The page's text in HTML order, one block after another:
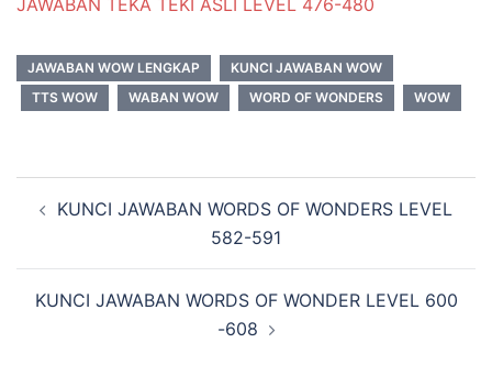
JAWABAN WOW LENGKAP
KUNCI JAWABAN WOW
TTS WOW
WABAN WOW WORD OF WONDERS WOW
Navigasi
KUNCI JAWABAN WORDS OF WONDERS LEVEL
582-591
KUNCI JAWABAN WORDS OF WONDER LEVEL 600
-608